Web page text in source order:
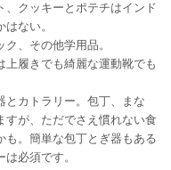
、クッキーとポテチはインド
ない。
、その他学用品。
上履きでも綺麗な運動靴でも
とカトラリー。包丁、まな
すが、ただでさえ慣れない食
も。簡単な包丁とぎ器もある
必須です。